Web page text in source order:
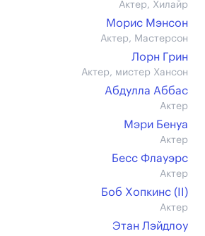
Актер, Хилайр
Морис Мэнсон
Актер, Мастерсон
Лорн Грин
Актер, мистер Хансон
Абдулла Аббас
Актер
Мэри Бенуа
Актер
Бесс Флауэрс
Актер
Боб Хопкинс (II)
Актер
Этан Лэйдлоу